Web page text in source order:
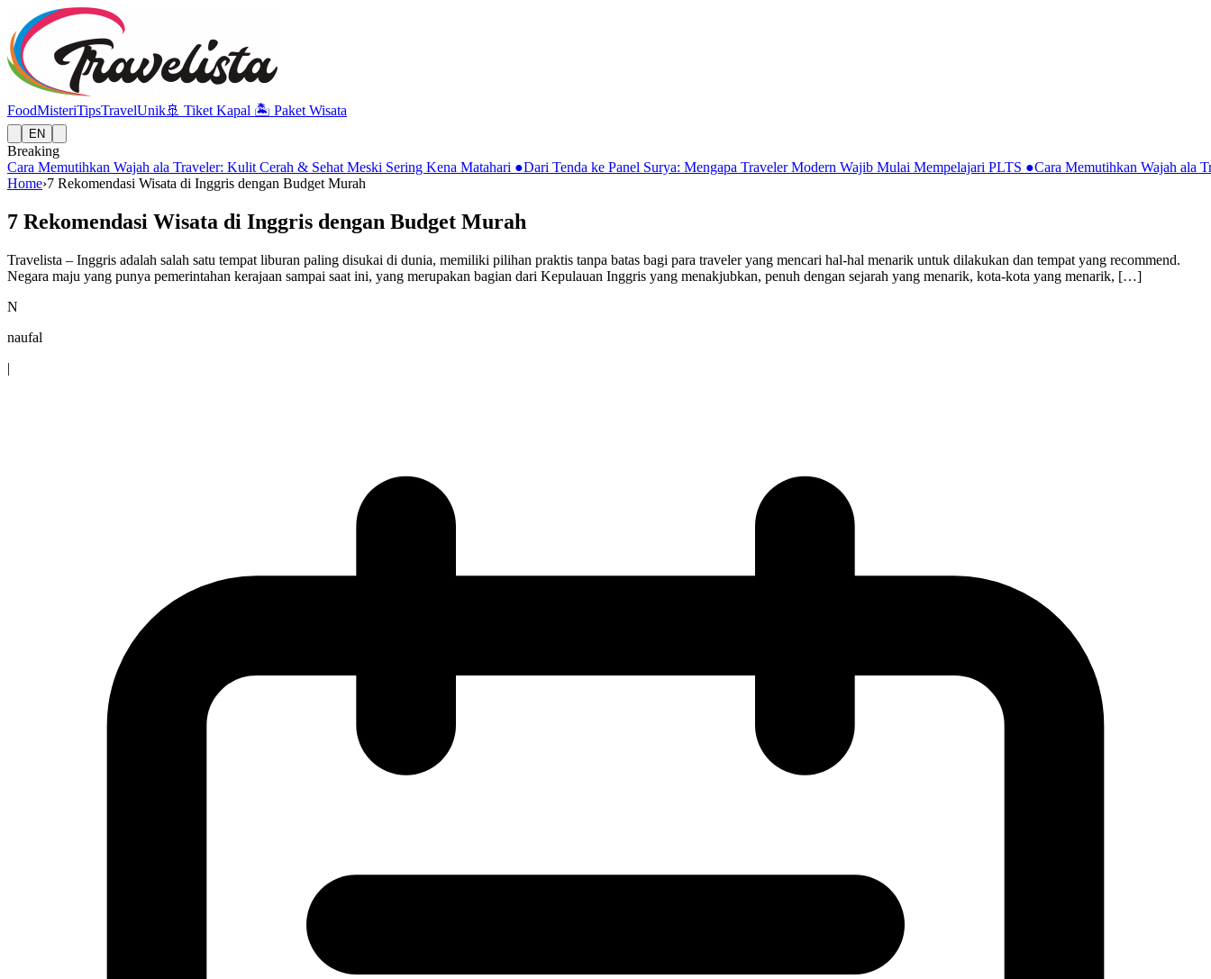
FoodMisteriTipsTravelUnik🚢 Tiket Kapal 🏝️ Paket Wisata
EN
Breaking
Cara Memutihkan Wajah ala Traveler: Kulit Cerah & Sehat Meski Sering Kena Matahari ●Dari Tenda ke Panel Surya: Mengapa Traveler Modern Wajib Mulai Mempelajari PLTS ●Cara Memutihkan Wajah ala
Home›7 Rekomendasi Wisata di Inggris dengan Budget Murah
7 Rekomendasi Wisata di Inggris dengan Budget Murah
Travelista – Inggris adalah salah satu tempat liburan paling disukai di dunia, memiliki pilihan praktis tanpa batas bagi para traveler yang mencari hal-hal menarik untuk dilakukan dan tempat yang recommend.
Negara maju yang punya pemerintahan kerajaan sampai saat ini, yang merupakan bagian dari Kepulauan Inggris yang menakjubkan, penuh dengan sejarah yang menarik, kota-kota yang menarik, […]
N
naufal
|